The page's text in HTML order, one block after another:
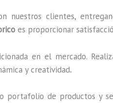
nuestros clientes,
es proporcionar
en el mercado.
y creatividad.
portafolio de productos y